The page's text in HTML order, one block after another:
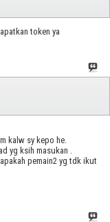
token ya
kalw sy kepo he.
yg ksih masukan .
pemain2 yg tdk ikut